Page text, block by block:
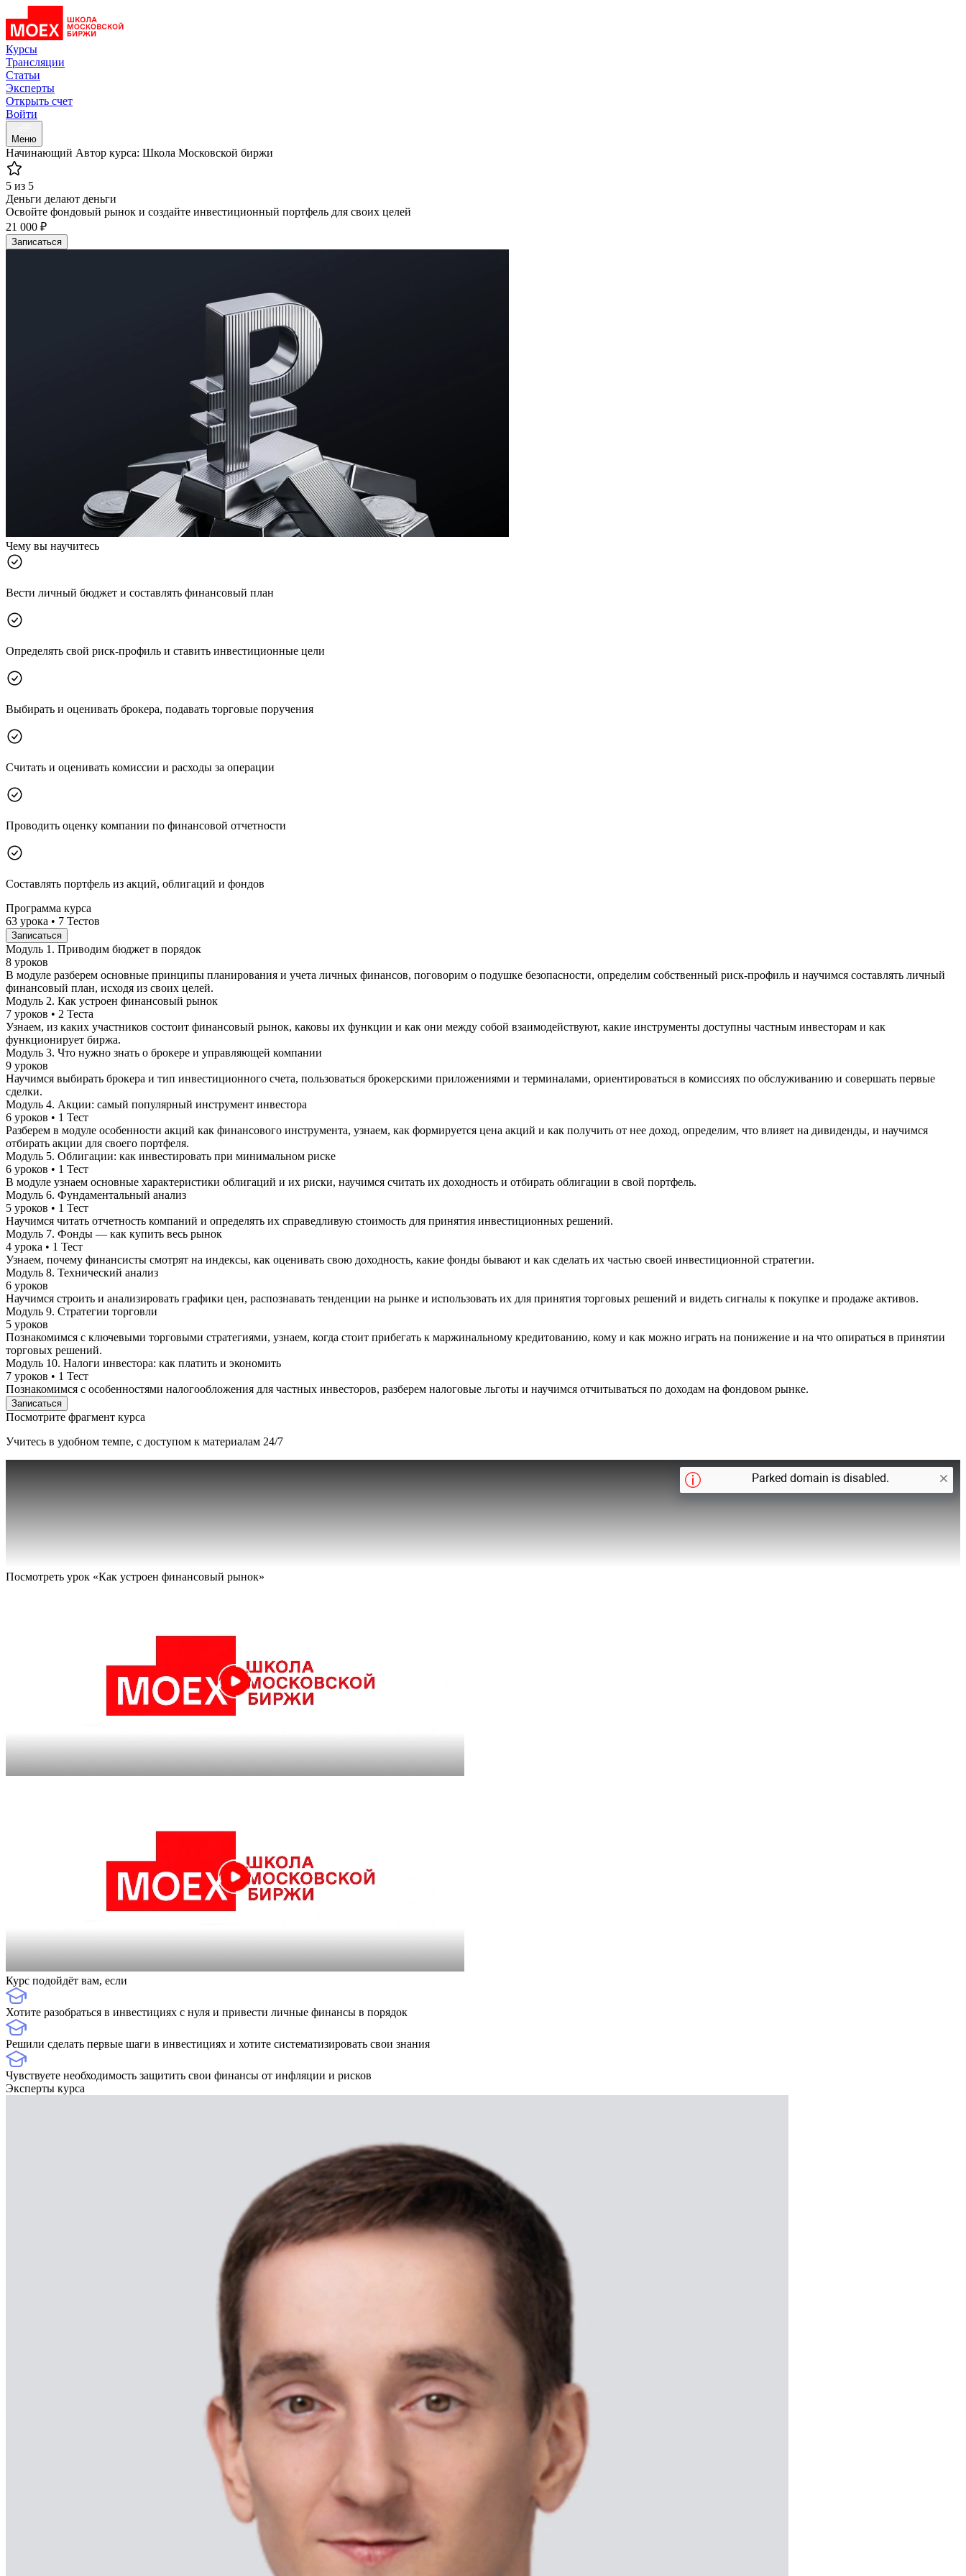
Курсы
Трансляции
Статьи
Эксперты
Открыть счет
Войти
Меню
Начинающий Автор курса: Школа Московской биржи
5 из 5
Деньги делают деньги
Освойте фондовый рынок и создайте инвестиционный портфель для своих целей
21 000 ₽
Записаться
Чему вы научитесь
Вести личный бюджет и составлять финансовый план
Определять свой риск-профиль и ставить инвестиционные цели
Выбирать и оценивать брокера, подавать торговые поручения
Считать и оценивать комиссии и расходы за операции
Проводить оценку компании по финансовой отчетности
Составлять портфель из акций, облигаций и фондов
Программа курса
63 урока • 7 Тестов
Записаться
Модуль 1. Приводим бюджет в порядок
8 уроков
В модуле разберем основные принципы планирования и учета личных финансов, поговорим о подушке безопасности, определим собственный риск-профиль и научимся составлять личный
финансовый план, исходя из своих целей.
Модуль 2. Как устроен финансовый рынок
7 уроков • 2 Теста
Узнаем, из каких участников состоит финансовый рынок, каковы их функции и как они между собой взаимодействуют, какие инструменты доступны частным инвесторам и как
функционирует биржа.
Модуль 3. Что нужно знать о брокере и управляющей компании
9 уроков
Научимся выбирать брокера и тип инвестиционного счета, пользоваться брокерскими приложениями и терминалами, ориентироваться в комиссиях по обслуживанию и совершать первые
сделки.
Модуль 4. Акции: самый популярный инструмент инвестора
6 уроков • 1 Тест
Разберем в модуле особенности акций как финансового инструмента, узнаем, как формируется цена акций и как получить от нее доход, определим, что влияет на дивиденды, и научимся
отбирать акции для своего портфеля.
Модуль 5. Облигации: как инвестировать при минимальном риске
6 уроков • 1 Тест
В модуле узнаем основные характеристики облигаций и их риски, научимся считать их доходность и отбирать облигации в свой портфель.
Модуль 6. Фундаментальный анализ
5 уроков • 1 Тест
Научимся читать отчетность компаний и определять их справедливую стоимость для принятия инвестиционных решений.
Модуль 7. Фонды — как купить весь рынок
4 урока • 1 Тест
Узнаем, почему финансисты смотрят на индексы, как оценивать свою доходность, какие фонды бывают и как сделать их частью своей инвестиционной стратегии.
Модуль 8. Технический анализ
6 уроков
Научимся строить и анализировать графики цен, распознавать тенденции на рынке и использовать их для принятия торговых решений и видеть сигналы к покупке и продаже активов.
Модуль 9. Стратегии торговли
5 уроков
Познакомимся с ключевыми торговыми стратегиями, узнаем, когда стоит прибегать к маржинальному кредитованию, кому и как можно играть на понижение и на что опираться в принятии
торговых решений.
Модуль 10. Налоги инвестора: как платить и экономить
7 уроков • 1 Тест
Познакомимся с особенностями налогообложения для частных инвесторов, разберем налоговые льготы и научимся отчитываться по доходам на фондовом рынке.
Записаться
Посмотрите фрагмент курса
Учитесь в удобном темпе, с доступом к материалам 24/7
Посмотреть урок «Как устроен финансовый рынок»
Курс подойдёт вам, если
Хотите разобраться в инвестициях с нуля и привести личные финансы в порядок
Решили сделать первые шаги в инвестициях и хотите систематизировать свои знания
Чувствуете необходимость защитить свои финансы от инфляции и рисков
Эксперты курса